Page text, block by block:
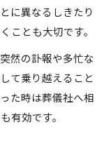
に異なるしきたり
ことも大切です。
然の訃報や多忙な
て乗り越えること
た時は葬儀社へ相
有効です。